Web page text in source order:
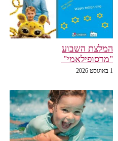
המלצת השבוע
"מרסופילאמי"
1 באוגוסט 2026